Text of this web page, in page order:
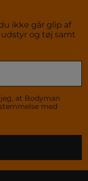
ikke går glip af
og tøj samt
at Bodyman
med